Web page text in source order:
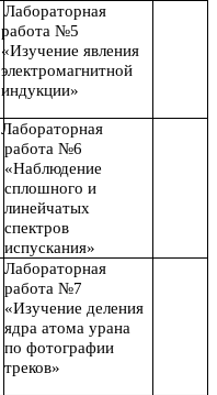
Лабораторная
работа №5
«Изучение явления
электромагнитной
индукции»
Лабораторная
работа №6
«Наблюдение
сплошного и
линейчатых
спектров
испускания»
Лабораторная
работа №7
«Изучение деления
ядра атома урана
по фотографии
треков»